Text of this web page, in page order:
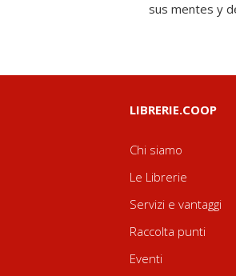
sus mentes y
LIBRERIE.COOP
Chi siamo
Le Librerie
Servizi e vantaggi
Raccolta punti
Eventi